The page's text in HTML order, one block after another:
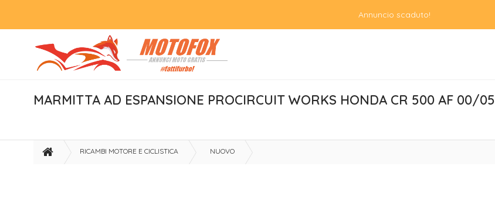
Annuncio scaduto!
MARMITTA AD ESPANSIONE PROCIRCUIT WORKS HONDA CR 500 AF 00/05
RICAMBI MOTORE E CICLISTICA NUOVO